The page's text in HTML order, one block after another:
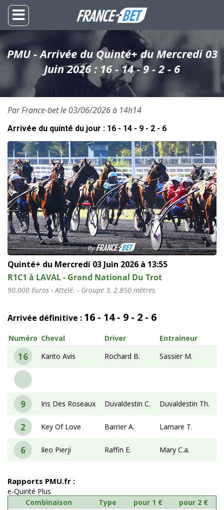
PMU - Arrivée du Quinté+ du Mercredi 03
Juin 2026 : 16 - 14 - 9 - 2 - 6
Par France-bet le 03/06/2026 à 14h14
Arrivée du quinté du jour : 16 - 14 - 9 - 2 - 6
Quinté+ du Mercredi 03 Juin 2026 à 13:55
R1C1 à LAVAL - Grand National Du Trot
90.000 Euros - Attelé. - Groupe 3, 2.850 mètres.
Arrivée définitive : 16 - 14 - 9 - 2 - 6
Numéro Cheval Driver Entraineur
16 Kanto Avis Rochard B. Sassier M.
9 Iris Des Roseaux Duvaldestin C. Duvaldestin Th.
2 Key Of Love Barrier A. Lamare T.
6 Ileo Pierji Raffin E. Mary C.a.
Rapports PMU.fr :
e-Quinté Plus
Combinaison
Type pour 1 €
pour 2 €